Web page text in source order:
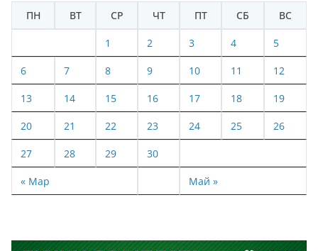
ПН
ВТ СР ЧТ ПТ СБ ВС
« Мар Май »
1 2 3 4 5
6 7 8 9 10 11 12
13 14 15 16 17 18 19
20 21 22 23 24 25 26
27 28 29 30